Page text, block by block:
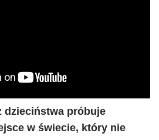
dzieciństwa próbuje
w świecie, który nie